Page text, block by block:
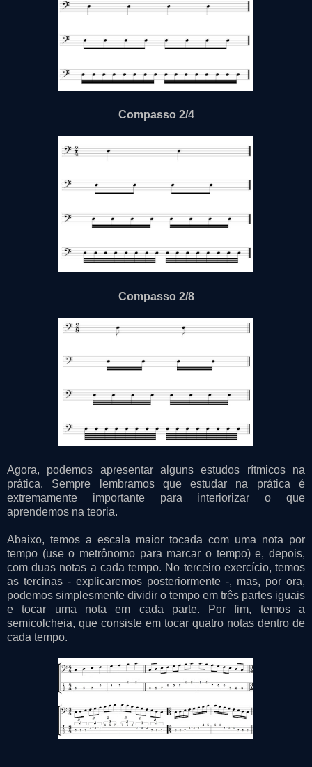
Compasso 2/4
Compasso 2/8
Agora, podemos apresentar alguns estudos rítmicos na
prática. Sempre lembramos que estudar na prática é
extremamente importante para interiorizar o que
aprendemos na teoria.
Abaixo, temos a escala maior tocada com uma nota por
tempo (use o metrônomo para marcar o tempo) e, depois,
com duas notas a cada tempo. No terceiro exercício, temos
as tercinas - explicaremos posteriormente -, mas, por ora,
podemos simplesmente dividir o tempo em três partes iguais
e tocar uma nota em cada parte. Por fim, temos a
semicolcheia, que consiste em tocar quatro notas dentro de
cada tempo.